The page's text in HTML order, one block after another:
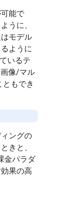
能で
うに、
モデル
ように
いるテ
像/マル
もでき
ングの
きと、
金パラダ
果の高